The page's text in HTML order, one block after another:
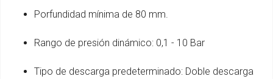
Porfundidad mínima de 80 mm.
Rango de presión dinámico: 0,1 - 10 Bar
Tipo de descarga predeterminado: Doble descarga